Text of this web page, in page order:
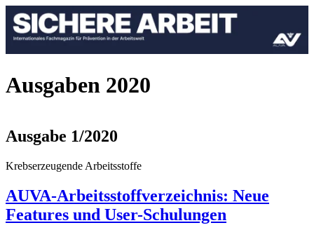
Ausgaben 2020
Ausgabe 1/2020
Krebserzeugende Arbeitsstoffe
AUVA-Arbeitsstoffverzeichnis: Neue
Features und User-Schulungen